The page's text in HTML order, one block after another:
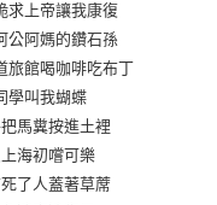
求上帝讓我康復
公阿媽的鑽石孫
旅館喝咖啡吃布丁
學叫我蝴蝶
馬糞按進土裡
海初嚐可樂
了人蓋著草蓆